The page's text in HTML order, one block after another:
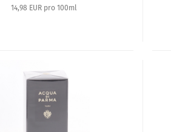
14,98 EUR pro 100ml